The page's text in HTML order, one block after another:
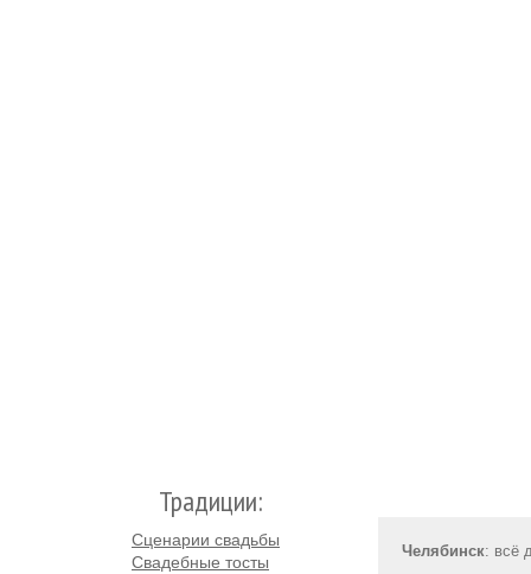
Традиции:
Сценарии свадьбы
Свадебные тосты
Челябинск: всё